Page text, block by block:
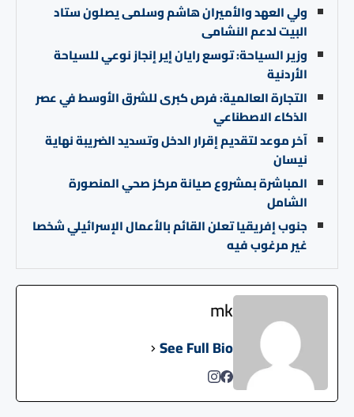
ولي العهد والأميران هاشم وسلمى يصلون ستاد
البيت لدعم النشامى
وزير السياحة: توسع رايان إير إنجاز نوعي للسياحة
الأردنية
التجارة العالمية: فرص كبرى للشرق الأوسط في عصر
الذكاء الاصطناعي
آخر موعد لتقديم إقرار الدخل وتسديد الضريبة نهاية
نيسان
المباشرة بمشروع صيانة مركز صحي المنصورة
الشامل
جنوب إفريقيا تعلن القائم بالأعمال الإسرائيلي شخصا
غير مرغوب فيه
mk
See Full Bio